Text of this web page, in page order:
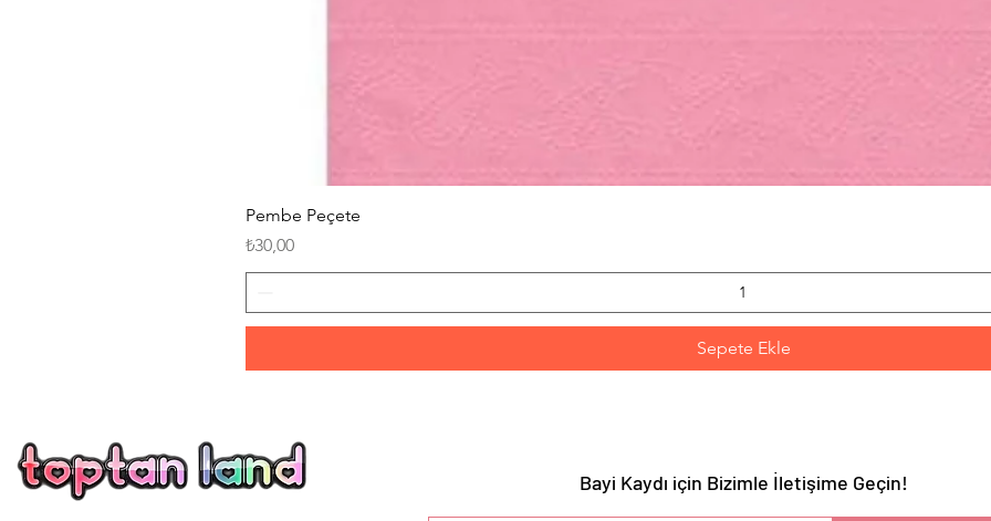
Pembe Peçete
Fiyat
₺30,00
Sepete Ekle
UYARI :
Bayi Kaydı için Bizimle İletişime Geçin!